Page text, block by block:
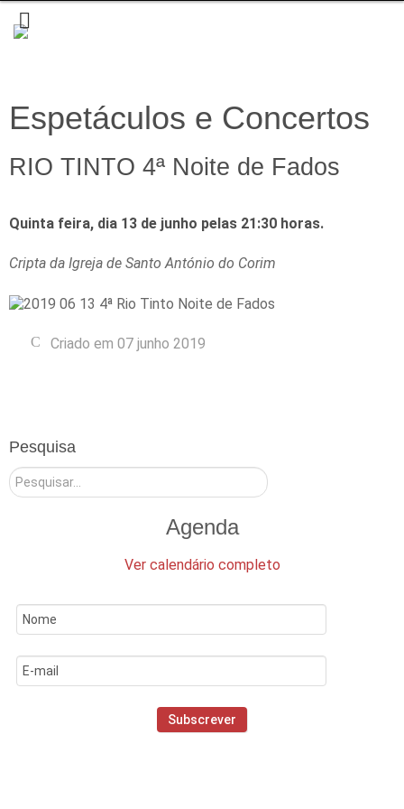
Pesquisa
Pesquisar
Agenda
Ver calendário completo
Espetáculos e Concertos
RIO TINTO 4ª Noite de Fados
Quinta feira, dia 13 de junho pelas 21:30 horas.
Cripta da Igreja de Santo António do Corim
Criado em 07 junho 2019